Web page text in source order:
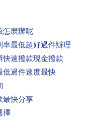
怎麼辦呢
最低超好過件辦理
快速撥款現金撥款
低過件速度最快
最快分享
擇